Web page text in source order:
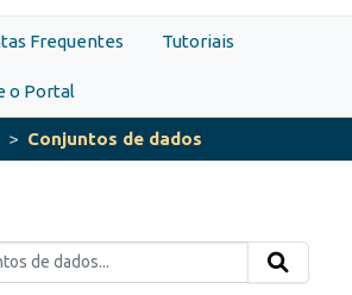
Frequentes Tutoriais
o Portal
Conjuntos de dados